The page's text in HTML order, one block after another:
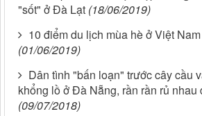
"sốt" ở Đà Lạt (18/06/2019)
10 điểm du lịch mùa hè ở Việt
(01/06/2019)
Dân tình "bấn loạn" trước cây cầu
khổng lồ ở Đà Nẵng, rần rần rủ nhau
(09/07/2018)